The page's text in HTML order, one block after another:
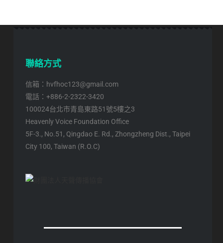
聯絡方式
信箱：hvfhoc123@gmail.com
電話：+886-2-2322-3420
100024台北市青島東路51號5樓之3
Heavenly Voice Foundation Office
5F-3., No.51, Qingdao E. Rd., Zhongzheng Dist., Taipei
City 100, Taiwan (R.O.C)